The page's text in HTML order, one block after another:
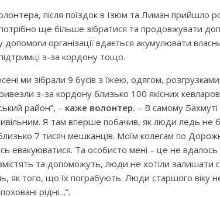
після поїздок в Ізюм та Лиман прийшло
ще більше зібратися та продовжувати
допомоги організації вдається акумулювати
з-за кордону тощо.
ми зібрали 9 бусів з їжею, одягом,
з-за кордону близько 100 якісних
район”, – каже волонтер. – В самому
Я там вперше побачив, як люди ледь не
7 тисяч мешканців. Моїм колегам по
евакуюватися. Та особисто мені – це не
та допоможуть, люди не хотіли залишати
як того, що їх пограбують. Люди старшого віку
рідні…”.